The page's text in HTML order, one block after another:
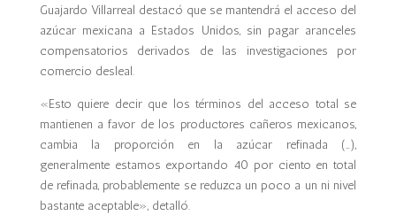
Guajardo Villarreal destacó que se mantendrá el acceso del
azúcar mexicana a Estados Unidos, sin pagar aranceles
compensatorios derivados de las investigaciones por
comercio desleal.
«Esto quiere decir que los términos del acceso total se
mantienen a favor de los productores cañeros mexicanos,
cambia la proporción en la azúcar refinada (…),
generalmente estamos exportando 40 por ciento en total
de refinada, probablemente se reduzca un poco a un ni nivel
bastante aceptable», detalló.